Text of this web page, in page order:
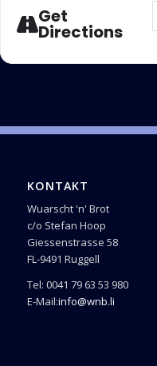
Get
Directions
KONTAKT
Wuarscht 'n' Brot
c/o Stefan Hoop
Giessenstrasse 58
FL-9491 Ruggell
Tel: 0041 79 63 53 980
E-Mail:info@wnb.li